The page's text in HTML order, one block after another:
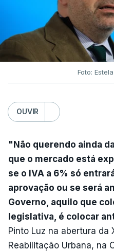
Foto:
OUVIR
"Não querendo ainda
que o mercado está
se o IVA a 6% só
aprovação ou se será
Governo, aquilo que
legislativa, é colocar
Pinto Luz na abertura da
Reabilitação Urbana, na